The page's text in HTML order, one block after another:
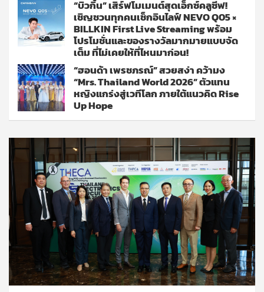
“บิวกิ้น” เสิร์ฟโมเมนต์สุดเอ็กซ์คลูซีฟ!
เชิญชวนทุกคนเช็กอินไลฟ์ NEVO Q05 ×
BILLKIN First Live Streaming พร้อม
โปรโมชั่นและของรางวัลมากมายแบบจัด
เต็ม ที่ไม่เคยให้ที่ไหนมาก่อน!
“ฮอนด้า เพรชภรณ์” สวยสง่า คว้ามง
“Mrs. Thailand World 2026” ตัวแทน
หญิงแกร่งสู่เวทีโลก ภายใต้แนวคิด Rise
Up Hope